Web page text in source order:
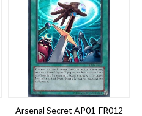
Arsenal Secret AP01-FR012